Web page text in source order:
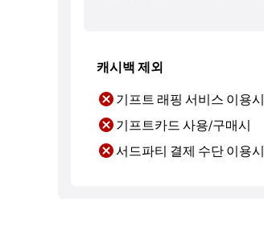
캐시백 제외
기프트 래핑 서비스 이용시
기프트카드 사용/구매시
서드파티 결제 수단 이용시